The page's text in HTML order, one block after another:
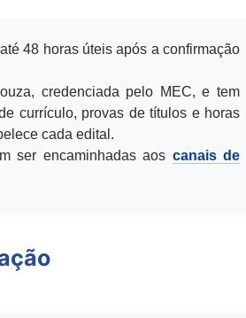
48 horas úteis após a confirmação
credenciada pelo MEC, e tem
currículo, provas de títulos e horas
cada edital.
ser encaminhadas aos canais de